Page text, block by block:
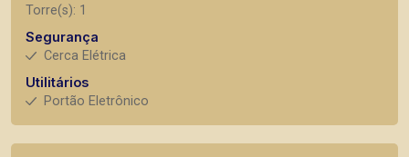
Torre(s): 1
Segurança
Cerca Elétrica
Utilitários
Portão Eletrônico